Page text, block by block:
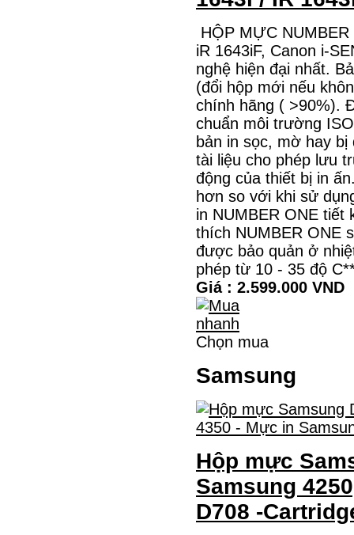
HỘP MỰC
iR 1643iF, Canon i-
nghệ hiện đại nhất.
(đổi hộp mới nếu
chính hãng ( >90%).
chuẩn môi trường
bản in sọc, mờ hay
tài liệu cho phép lưu
động của thiết bị in
hơn so với khi sử
in NUMBER ONE
thích NUMBER ONE
được bảo quản ở
phép từ 10 - 35 độ
Giá : 2.599.000 VND
Chọn mua
Samsung
Hộp mực
Samsung
D708 -